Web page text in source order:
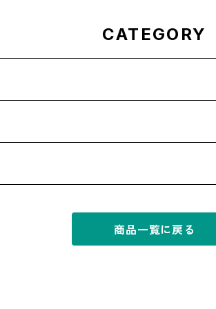
CATEGORY
商品一覧に戻る